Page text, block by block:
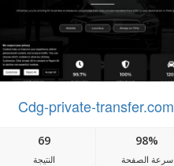
Cdg-private-transfer.com
69
النتيجة
98%
سرعة الصفحة